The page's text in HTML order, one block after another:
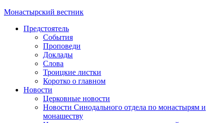
Монастырский вестник
Предстоятель
События
Проповеди
Доклады
Слова
Троицкие листки
Коротко о главном
Новости
Церковные новости
Новости Синодального отдела по монастырям и
монашеству